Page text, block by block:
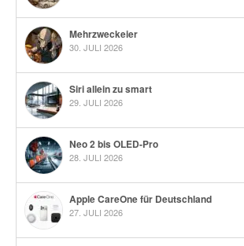
Mehrzweckeier
30. JULI 2026
Siri allein zu smart
29. JULI 2026
Neo 2 bis OLED-Pro
28. JULI 2026
Apple CareOne für Deutschland
27. JULI 2026